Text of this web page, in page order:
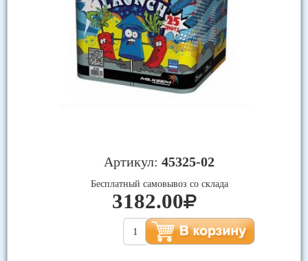
Артикул: 45325-02
Бесплатный самовывоз со склада
3182.00